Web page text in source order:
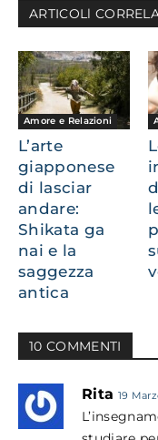
ARTICOLl
Amore e Relazioni
L’arte
giapponese
di lasciar
andare:
Shikata ga
nai e la
saggezza
antica
10 COMMENTI
Rita 19